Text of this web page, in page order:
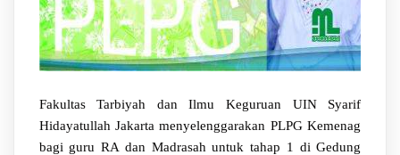
Fakultas Tarbiyah dan Ilmu Keguruan UIN Syarif
Hidayatullah Jakarta menyelenggarakan PLPG Kemenag
bagi guru RA dan Madrasah untuk tahap 1 di Gedung